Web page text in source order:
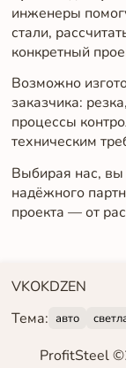
инженеры
стали,
конкретный
Возможно
заказчика:
процессы
техническим
Выбирая нас, вы
надёжного
проекта — от
VKOKDZEN
Тема: авто
ProfitSteel